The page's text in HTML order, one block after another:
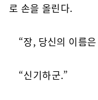
로 손을 올린다.
“장, 당신의 이름
“신기하군.”